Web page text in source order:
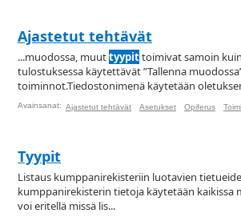
Ajastetut tehtävät
...muodossa, muuttyypittoimivat samoin
tulostuksessa käytettävät ”Tallenna
toiminnot.Tiedostonimenä käytetään
Avainsanat: Ajastetut tehtävät Asetukset Opiferus
Tyypit
Listaus kumppanirekisteriin luotavien
kumppanirekisterin tietoja käytetään kaikissa
voi eritellä missä lis...